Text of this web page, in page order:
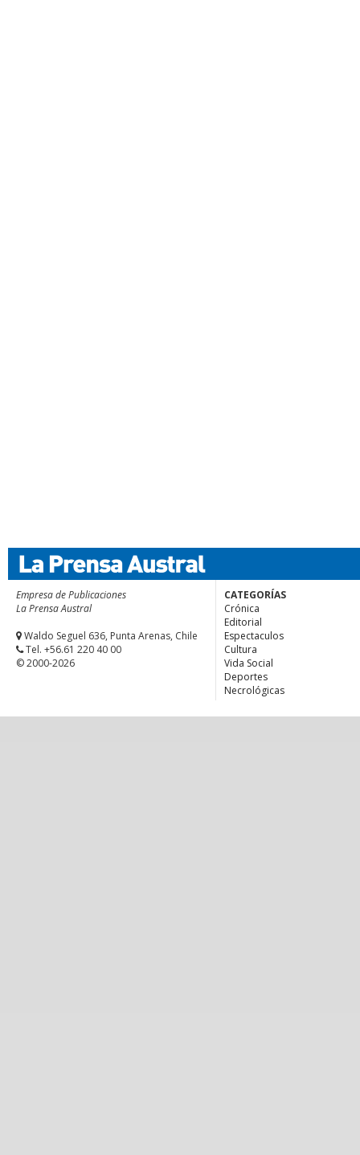
Empresa de Publicaciones
La Prensa Austral
Waldo Seguel 636, Punta Arenas, Chile
Tel. +56.61 220 40 00
© 2000-2026
CATEGORÍAS
Crónica
Editorial
Espectaculos
Cultura
Vida Social
Deportes
Necrológicas